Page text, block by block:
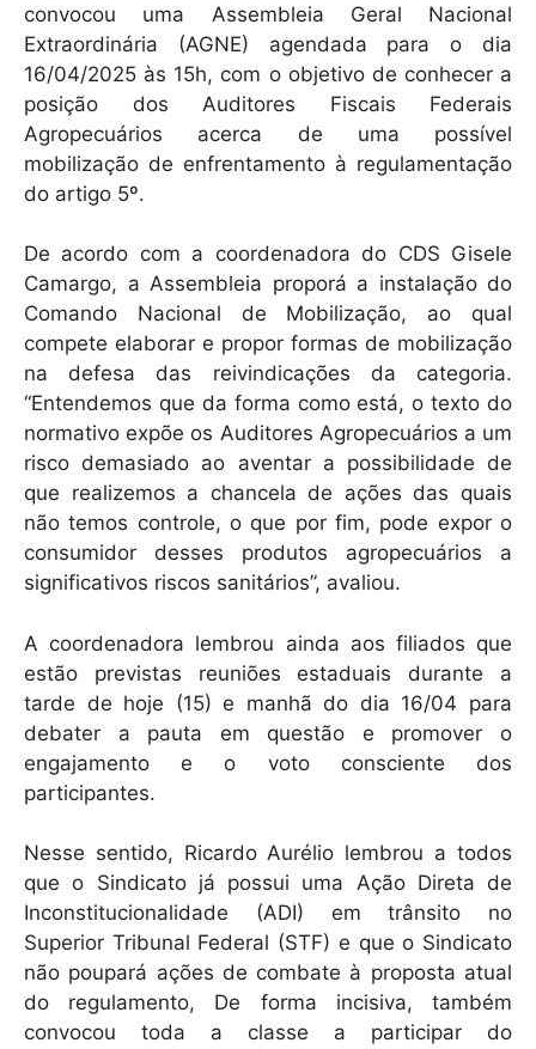
convocou uma Assembleia Geral Nacional
Extraordinária (AGNE) agendada para o dia
16/04/2025 às 15h, com o objetivo de conhecer a
posição dos Auditores Fiscais Federais
Agropecuários acerca de uma possível
mobilização de enfrentamento à regulamentação
do artigo 5º.
De acordo com a coordenadora do CDS Gisele
Camargo, a Assembleia proporá a instalação do
Comando Nacional de Mobilização, ao qual
compete elaborar e propor formas de mobilização
na defesa das reivindicações da categoria.
“Entendemos que da forma como está, o texto do
normativo expõe os Auditores Agropecuários a um
risco demasiado ao aventar a possibilidade de
que realizemos a chancela de ações das quais
não temos controle, o que por fim, pode expor o
consumidor desses produtos agropecuários a
significativos riscos sanitários”, avaliou.
A coordenadora lembrou ainda aos filiados que
estão previstas reuniões estaduais durante a
tarde de hoje (15) e manhã do dia 16/04 para
debater a pauta em questão e promover o
engajamento e o voto consciente dos
participantes.
Nesse sentido, Ricardo Aurélio lembrou a todos
que o Sindicato já possui uma Ação Direta de
Inconstitucionalidade (ADI) em trânsito no
Superior Tribunal Federal (STF) e que o Sindicato
não poupará ações de combate à proposta atual
do regulamento, De forma incisiva, também
convocou toda a classe a participar do